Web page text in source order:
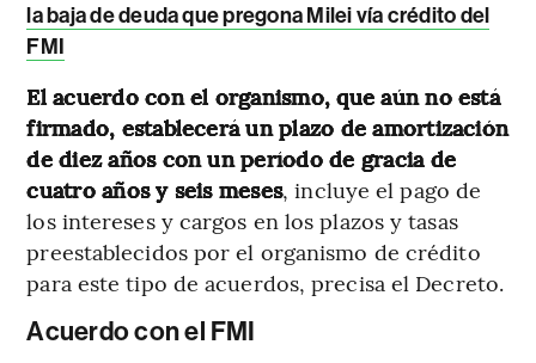
la baja de deuda que pregona Milei vía crédito del
FMI
El acuerdo con el organismo, que aún no está
firmado, establecerá un plazo de amortización
de diez años con un período de gracia de
cuatro años y seis meses, incluye el pago de
los intereses y cargos en los plazos y tasas
preestablecidos por el organismo de crédito
para este tipo de acuerdos, precisa el Decreto.
Acuerdo con el FMI